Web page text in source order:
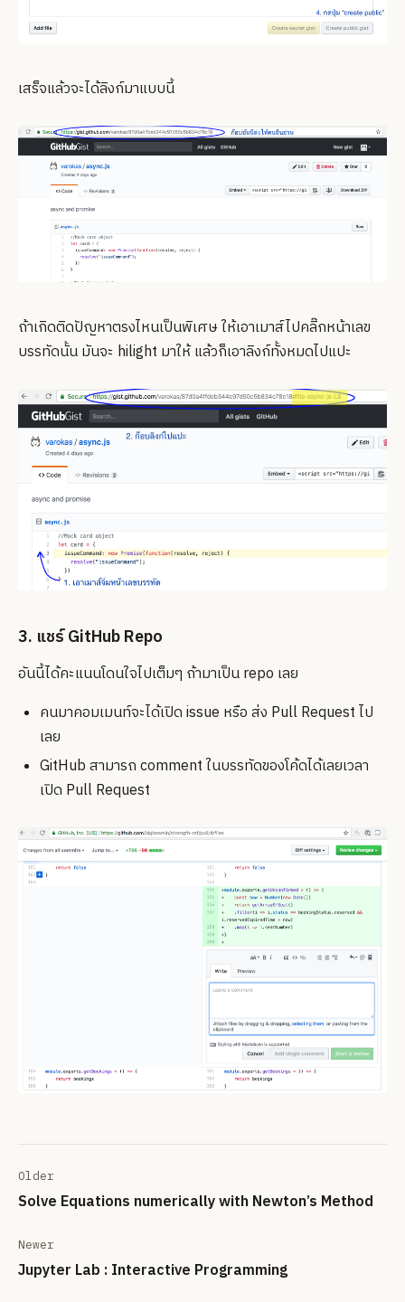
เสร็จแล้วจะได้ลิงก์มาแบบนี้
ถ้าเกิดติดปัญหาตรงไหนเป็นพิเศษ ให้เอาเมาส์ไปคลิ๊กหน้าเลข
บรรทัดนั้น มันจะ hilight มาให้ แล้วก็เอาลิงก์ทั้งหมดไปแปะ
3. แชร์ GitHub Repo
อันนี้ได้คะแนนโดนใจไปเต็มๆ ถ้ามาเป็น repo เลย
คนมาคอมเมนท์จะได้เปิด issue หรือ ส่ง Pull Request ไป
เลย
GitHub สามารถ comment ในบรรทัดของโค้ดได้เลยเวลา
เปิด Pull Request
Older
Solve Equations numerically with Newton’s Method
Newer
Jupyter Lab : Interactive Programming